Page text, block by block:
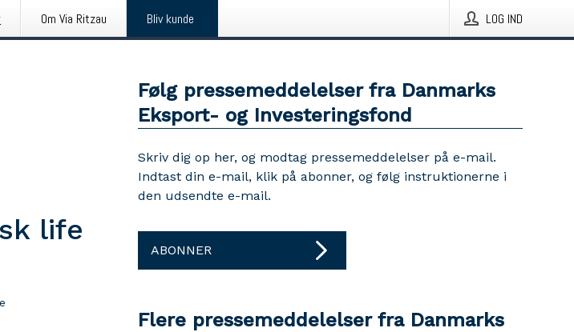
Om Via Ritzau Bliv kunde LOG IND
life
Følg pressemeddelelser fra Danmarks
Eksport- og Investeringsfond
Skriv dig op her, og modtag pressemeddelelser på e-mail.
Indtast din e-mail, klik på abonner, og følg instruktionerne i
den udsendte e-mail.
ABONNER
Flere pressemeddelelser fra Danmarks